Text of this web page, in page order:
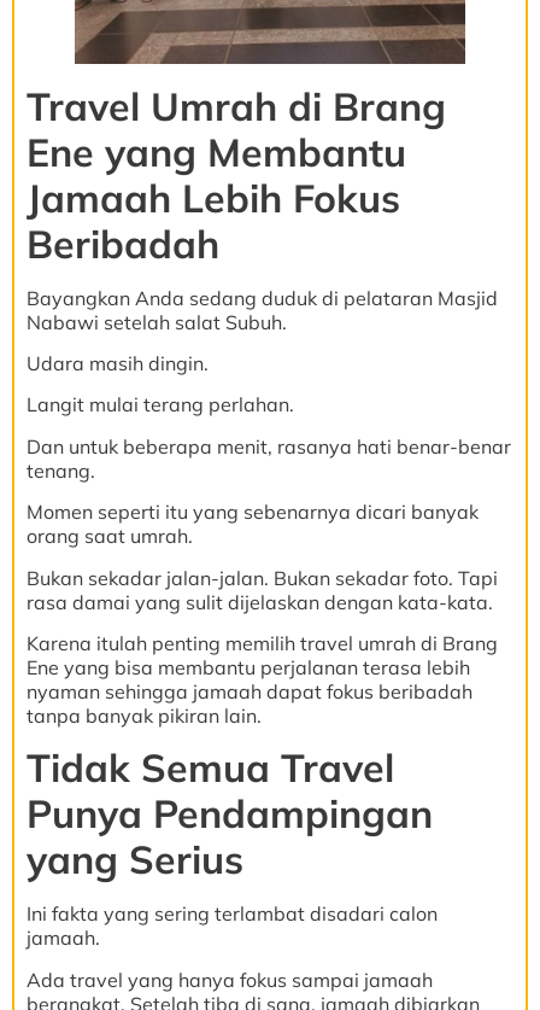
Travel Umrah di Brang
Ene yang Membantu
Jamaah Lebih Fokus
Beribadah
Bayangkan Anda sedang duduk di pelataran Masjid
Nabawi setelah salat Subuh.
Udara masih dingin.
Langit mulai terang perlahan.
Dan untuk beberapa menit, rasanya hati benar-benar
tenang.
Momen seperti itu yang sebenarnya dicari banyak
orang saat umrah.
Bukan sekadar jalan-jalan. Bukan sekadar foto. Tapi
rasa damai yang sulit dijelaskan dengan kata-kata.
Karena itulah penting memilih travel umrah di Brang
Ene yang bisa membantu perjalanan terasa lebih
nyaman sehingga jamaah dapat fokus beribadah
tanpa banyak pikiran lain.
Tidak Semua Travel
Punya Pendampingan
yang Serius
Ini fakta yang sering terlambat disadari calon
jamaah.
Ada travel yang hanya fokus sampai jamaah
berangkat. Setelah tiba di sana, jamaah dibiarkan